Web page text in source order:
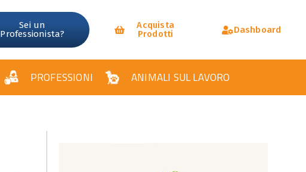
Sei un
Professionista?
Acquista
Prodotti
Dashboard
PROFESSIONI ANIMALI SUL LAVORO